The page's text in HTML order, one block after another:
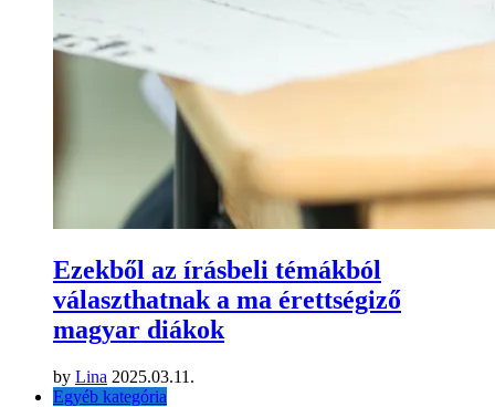
Ezekből az írásbeli témákból
választhatnak a ma érettségiző
magyar diákok
by Lina 2025.03.11.
Egyéb kategória